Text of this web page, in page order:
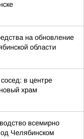
на обновление
области
в центре
храм
всемирно
Челябинском